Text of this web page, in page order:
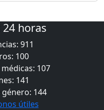
horas
911
100
107
141
144
útiles